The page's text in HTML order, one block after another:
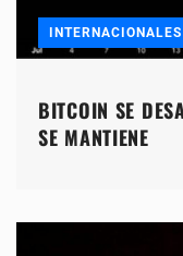
INTERNACIONALES
BITCOIN SE
SE MANTIENE